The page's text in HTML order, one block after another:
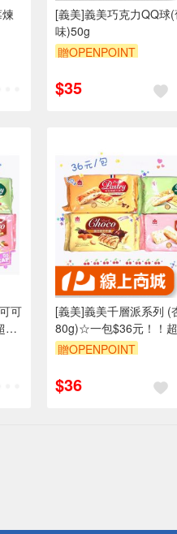
[義美]義美巧克力QQ球(
味)50g
贈OPENPOINT
$35
可
級
[義美]義美千層派系列 (
80g)☆一包$36元！！
👍
贈OPENPOINT
$36